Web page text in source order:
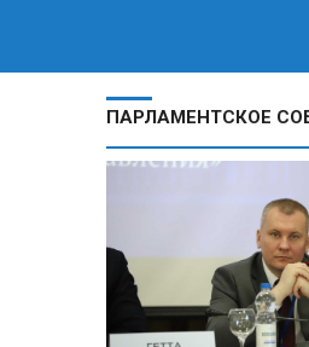
ПАРЛАМЕНТСКОЕ